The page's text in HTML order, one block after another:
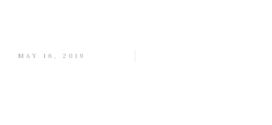
MAY 16, 2019